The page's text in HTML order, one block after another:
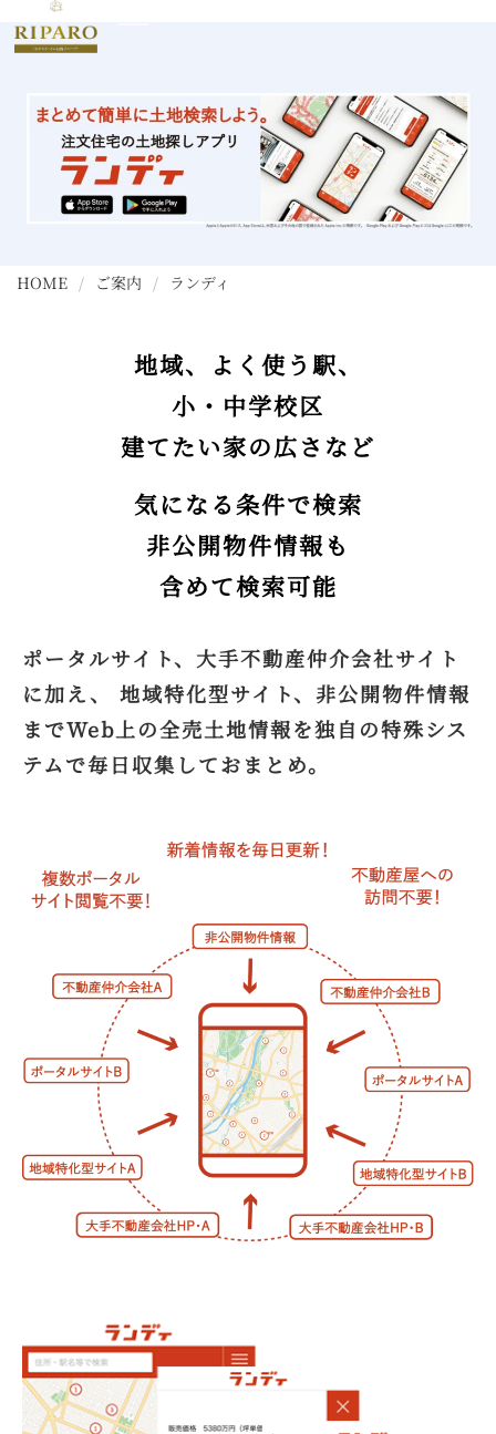
HOME / ご案内 / ランディ
地域、よく使う駅、
小・中学校区
建てたい家の広さなど
気になる条件で検索
非公開物件情報も
含めて検索可能
ポータルサイト、大手不動産仲介会社サイト
に加え、 地域特化型サイト、非公開物件情報
までWeb上の全売土地情報を独自の特殊シス
テムで毎日収集しておまとめ。
今すぐアプリで土地探